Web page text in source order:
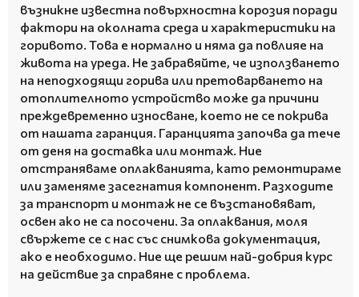
възникне известна повърхностна корозия поради
фактори на околната среда и характеристики на
горивото. Това е нормално и няма да повлияе на
живота на уреда. Не забравяйте, че използването
на неподходящи горива или претоварването на
отоплителното устройство може да причини
преждевременно износване, което не се покрива
от нашата гаранция. Гаранцията започва да тече
от деня на доставка или монтаж. Ние
отстраняваме оплакванията, като ремонтираме
или заменяме засегнатия компонент. Разходите
за транспорт и монтаж не се възстановяват,
освен ако не са посочени. За оплаквания, моля
свържете се с нас със снимкова документация,
ако е необходимо. Ние ще решим най-добрия курс
на действие за справяне с проблема.